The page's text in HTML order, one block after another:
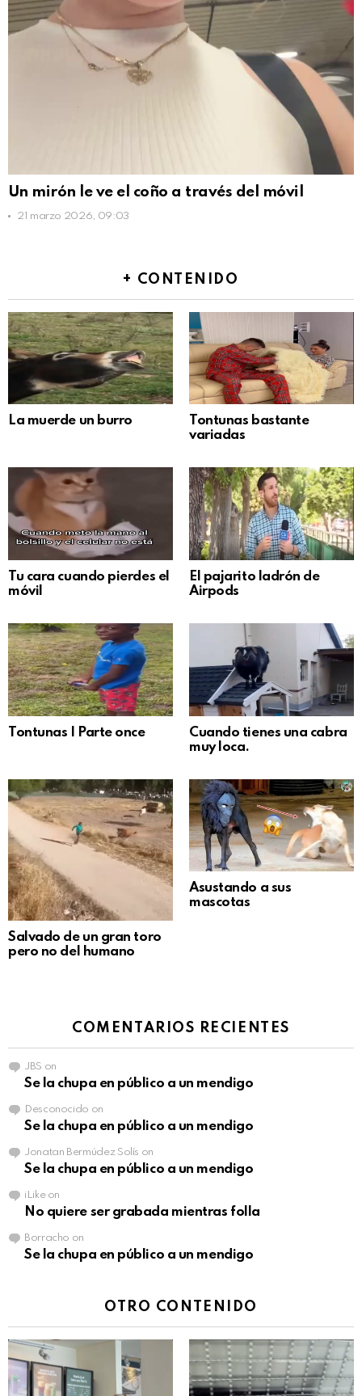
Un mirón le ve el coño a través del móvil
21 marzo 2026, 09:03
+ CONTENIDO
La muerde un burro
Tontunas bastante
variadas
Tu cara cuando pierdes el
móvil
El pajarito ladrón de
Airpods
Tontunas | Parte once
Cuando tienes una cabra
muy loca.
Salvado de un gran toro
pero no del humano
Asustando a sus
mascotas
COMENTARIOS RECIENTES
JBS on
Se la chupa en público a un mendigo
Desconocido on
Se la chupa en público a un mendigo
Jonatan Bermúdez Solís on
Se la chupa en público a un mendigo
iLikeon
No quiere ser grabada mientras folla
Borracho on
Se la chupa en público a un mendigo
OTRO CONTENIDO